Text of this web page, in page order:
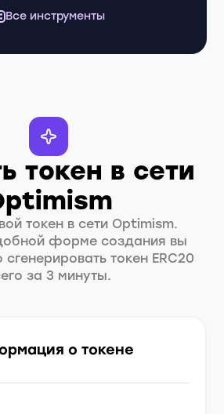
Все инструменты
токен в сети
токен в сети Optimism.
форме создания вы
токен ERC20
за 3 минуты.
о токене